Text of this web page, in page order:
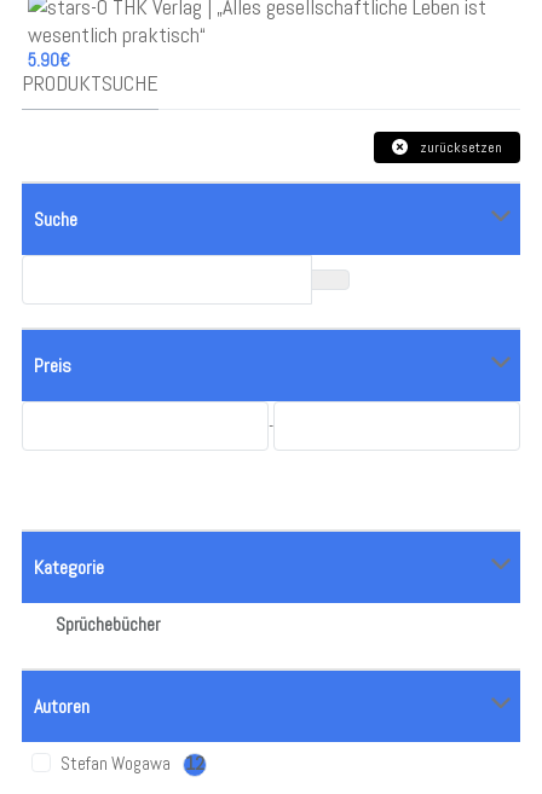
5.90€
PRODUKTSUCHE
zurücksetzen
Suche
Preis
-
Kategorie
Sprüchebücher
Autoren
Stefan Wogawa 12